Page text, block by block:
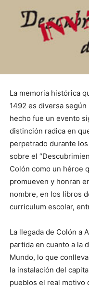
La memoria histórica
1492 es diversa
hecho fue un evento
distinción radica en
perpetrado durante
sobre el
Colón como un héroe
promueven y honran
nombre, en los libros
curriculum escolar,
La llegada de Colón a
partida en cuanto a la
Mundo, lo que
la instalación del
pueblos el real motivo